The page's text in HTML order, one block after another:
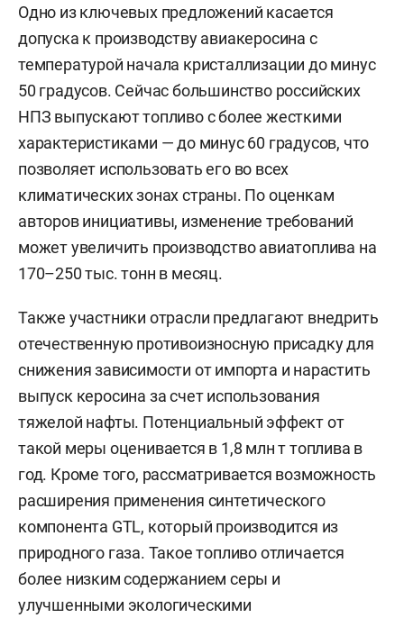
Одно из ключевых предложений касается
допуска к производству авиакеросина с
температурой начала кристаллизации до минус
50 градусов. Сейчас большинство российских
НПЗ выпускают топливо с более жесткими
характеристиками — до минус 60 градусов, что
позволяет использовать его во всех
климатических зонах страны. По оценкам
авторов инициативы, изменение требований
может увеличить производство авиатоплива на
170–250 тыс. тонн в месяц.
Также участники отрасли предлагают внедрить
отечественную противоизносную присадку для
снижения зависимости от импорта и нарастить
выпуск керосина за счет использования
тяжелой нафты. Потенциальный эффект от
такой меры оценивается в 1,8 млн т топлива в
год. Кроме того, рассматривается возможность
расширения применения синтетического
компонента GTL, который производится из
природного газа. Такое топливо отличается
более низким содержанием серы и
улучшенными экологическими